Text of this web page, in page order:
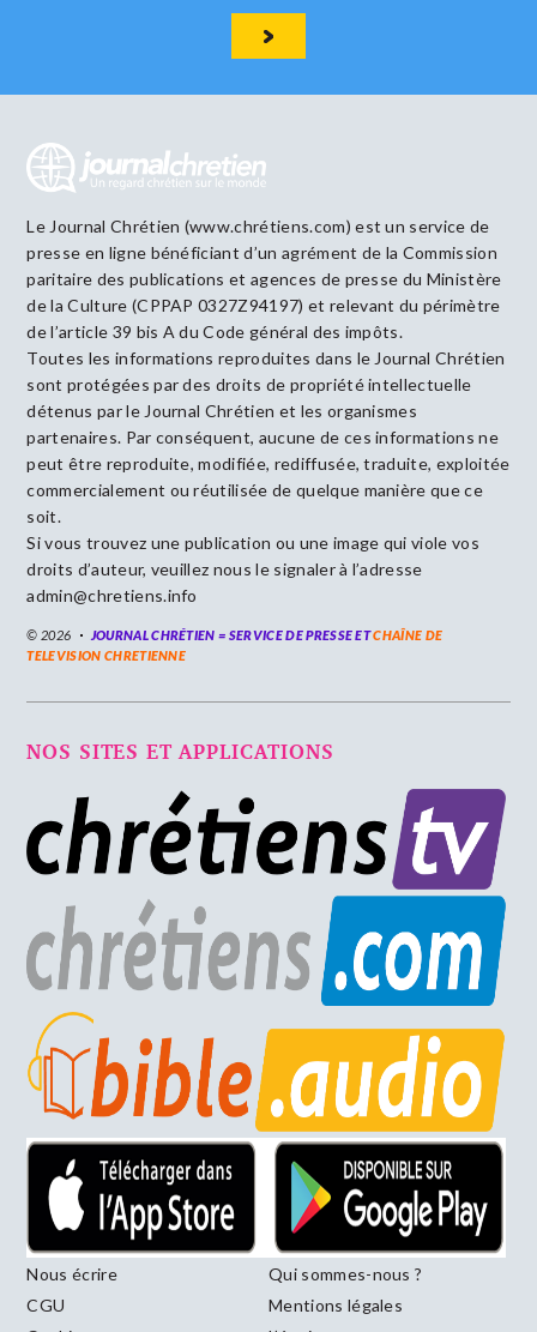
Le Journal Chrétien (www.chrétiens.com) est un service de
presse en ligne bénéficiant d’un agrément de la Commission
paritaire des publications et agences de presse du Ministère
de la Culture (CPPAP 0327Z94197) et relevant du périmètre
de l’article 39 bis A du Code général des impôts.
Toutes les informations reproduites dans le Journal Chrétien
sont protégées par des droits de propriété intellectuelle
détenus par le Journal Chrétien et les organismes
partenaires. Par conséquent, aucune de ces informations ne
peut être reproduite, modifiée, rediffusée, traduite, exploitée
commercialement ou réutilisée de quelque manière que ce
soit.
Si vous trouvez une publication ou une image qui viole vos
droits d’auteur, veuillez nous le signaler à l’adresse
admin@chretiens.info
© 2026 JOURNAL CHRÉTIEN = SERVICE DE PRESSE ETCHAÎNE DE
TELEVISION CHRETIENNE
NOS SITES ET APPLICATIONS
Nous écrire
Qui sommes-nous ?
CGU
Mentions légales